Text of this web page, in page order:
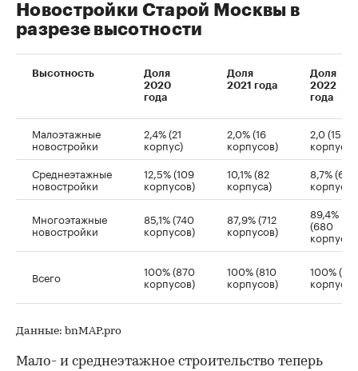
Новостройки Старой Москвы в
разрезе высотности
Высотность
Доля
2020
года
Доля
2021 года
Доля
2022
года
Малоэтажные
новостройки
2,4% (21
корпус)
2,0% (16
корпусов)
2,0 (15
Среднеэтажные
новостройки
12,5% (109
корпусов)
10,1% (82
корпуса)
8,7% (66
Многоэтажные
новостройки
85,1% (740
корпусов)
87,9% (712
корпусов)
89,4%
(680
Всего 100% (870
корпусов)
100% (810
корпусов)
100% (761
корпус)
Данные: bnMAP.pro
Мало- и среднеэтажное строительство теперь